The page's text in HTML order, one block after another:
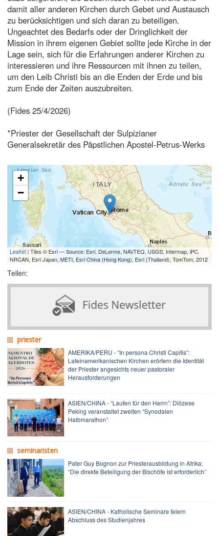
damit aller anderen Kirchen durch Gebet und Austausch
zu berücksichtigen und sich daran zu beteiligen.
Ungeachtet des Bedarfs oder der Dringlichkeit der
Mission in ihrem eigenen Gebiet sollte jede Kirche in der
Lage sein, sich für die Erfahrungen anderer Kirchen zu
interessieren und ihre Ressourcen mit ihnen zu teilen,
um den Leib Christi bis an die Enden der Erde und bis
zum Ende der Zeiten auszubreiten.
(Fides 25/4/2026)
*Priester der Gesellschaft der Sulpizianer
Generalsekretär des Päpstlichen Apostel-Petrus-Werks
+
−
Leaflet | Tiles © Esri — Source: Esri, DeLorme, NAVTEQ, USGS, Intermap, iPC,
NRCAN, Esri Japan, METI, Esri China (Hong Kong), Esri (Thailand), TomTom, 2012
Teilen:
priester
AMERIKA/PERU - “In persona Christi Capitis”:
Lateinamerikanischen Kirchen erörtern die Identität
der Priester angesichts neuer pastoraler
Herausforderungen
ASIEN/CHINA - “Laufen für den Herrn”: Diözese
Peking veranstaltet zweiten “Synodalen
Halbmarathon”
seminaristen
Pater Guy Bognon zur Priesterausbildung in Afrika:
“Die direkte Beteiligung der Bischöfe ist erforderlich”
ASIEN/CHINA - Katholische Seminare feiern
Abschluss des Studienjahres